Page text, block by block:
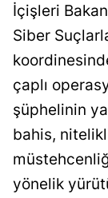
İçişleri
Siber
çaplı
şüphelinin
bahis,
yönelik